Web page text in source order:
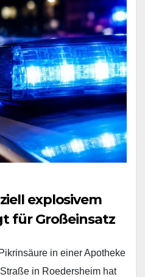
explosivem
für Großeinsatz
in einer Apotheke
in Roedersheim hat